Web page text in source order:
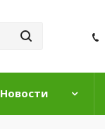
Новости